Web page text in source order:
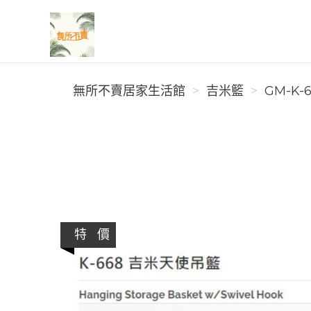
無所不賣居家生活館
無所不賣居家生活館
吉米籃 GM-K-
特 價